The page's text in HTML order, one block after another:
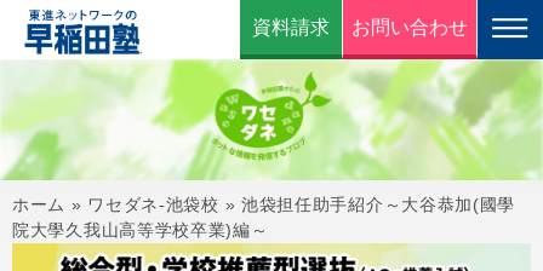
資料請求 お問い合わせ
ホーム » ワセダネ-池袋校 » 池袋担任助手紹介～大谷恭加(國學
院大學久我山高等学校卒業)編～